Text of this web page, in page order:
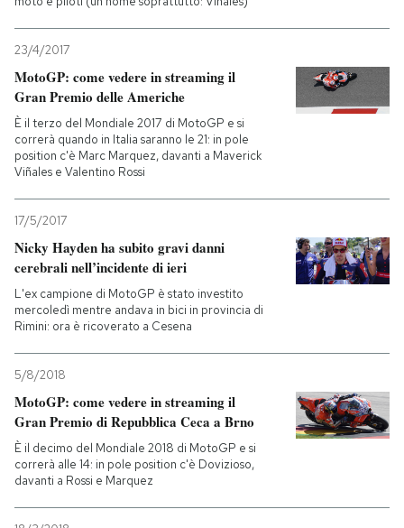
23/4/2017
MotoGP: come vedere in streaming il
Gran Premio delle Americhe
È il terzo del Mondiale 2017 di MotoGP e si
correrà quando in Italia saranno le 21: in pole
position c'è Marc Marquez, davanti a Maverick
Viñales e Valentino Rossi
17/5/2017
Nicky Hayden ha subito gravi danni
cerebrali nell’incidente di ieri
L'ex campione di MotoGP è stato investito
mercoledì mentre andava in bici in provincia di
Rimini: ora è ricoverato a Cesena
5/8/2018
MotoGP: come vedere in streaming il
Gran Premio di Repubblica Ceca a Brno
È il decimo del Mondiale 2018 di MotoGP e si
correrà alle 14: in pole position c'è Dovizioso,
davanti a Rossi e Marquez